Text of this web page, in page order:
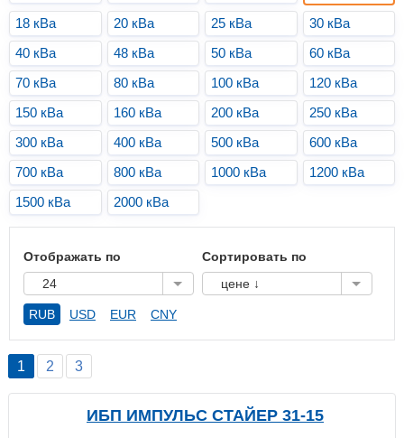
18 кВа 20 кВа 25 кВа
30 кВа
40 кВа
48 кВа 50 кВа
60 кВа
70 кВа
80 кВа 100 кВа
120 кВа
150 кВа
160 кВа 200 кВа
250 кВа
300 кВа
400 кВа 500 кВа
600 кВа
700 кВа
800 кВа 1000 кВа
1200 кВа
1500 кВа
2000 кВа
Отображать по
24
Сортировать по
цене ↓
RUB USD EUR CNY
1 2 3
ИБП ИМПУЛЬС СТАЙЕР 31-15